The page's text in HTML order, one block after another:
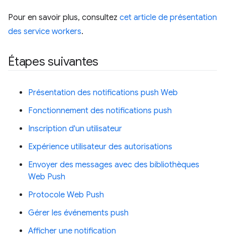
Pour en savoir plus, consultez cet article de présentation
des service workers.
Étapes suivantes
Présentation des notifications push Web
Fonctionnement des notifications push
Inscription d'un utilisateur
Expérience utilisateur des autorisations
Envoyer des messages avec des bibliothèques
Web Push
Protocole Web Push
Gérer les événements push
Afficher une notification